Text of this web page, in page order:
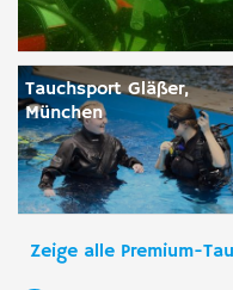
Tauchsport Gläßer,
München
Zeige alle Premium-